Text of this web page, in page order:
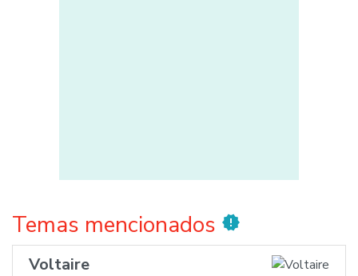
Temas mencionados new_releases
Voltaire